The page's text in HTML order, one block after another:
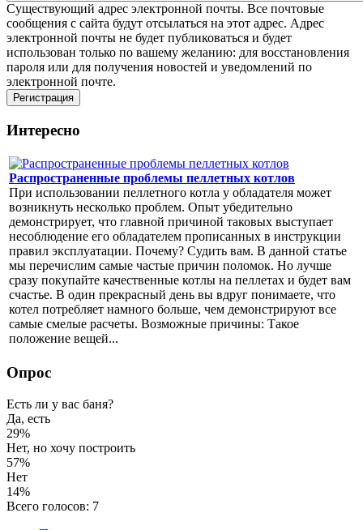
Существующий адрес электронной почты. Все почтовые
сообщения с сайта будут отсылаться на этот адрес. Адрес
электронной почты не будет публиковаться и будет
использован только по вашему желанию: для восстановления
пароля или для получения новостей и уведомлений по
электронной почте.
Интересно
Распространенные проблемы пеллетных котлов
При использовании пеллетного котла у обладателя может
возникнуть несколько проблем. Опыт убедительно
демонстрирует, что главной причиной таковых выступает
несоблюдение его обладателем прописанных в инструкции
правил эксплуатации. Почему? Судить вам. В данной статье
мы перечислим самые частые причин поломок. Но лучше
сразу покупайте качественные котлы на пеллетах и будет вам
счастье. В один прекрасный день вы вдруг понимаете, что
котел потребляет намного больше, чем демонстрируют все
самые смелые расчеты. Возможные причины: Такое
положение вещей...
Опрос
Есть ли у вас баня?
Да, есть
29%
Нет, но хочу построить
57%
Нет
14%
Всего голосов: 7